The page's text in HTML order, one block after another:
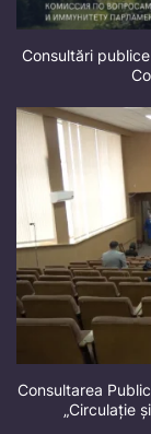
Consultări
Consultarea
„Circulație